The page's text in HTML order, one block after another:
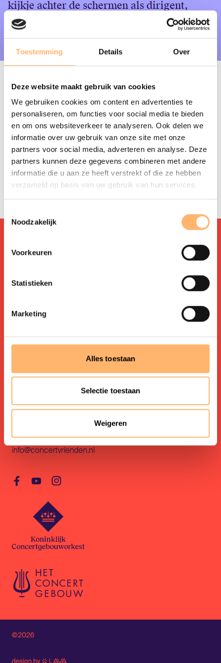
Toestemming Details Over
Deze website maakt gebruik van cookies
We gebruiken cookies om content en advertenties te
personaliseren, om functies voor social media te bieden
en om ons websiteverkeer te analyseren. Ook delen we
informatie over uw gebruik van onze site met onze
partners voor social media, adverteren en analyse. Deze
partners kunnen deze gegevens combineren met andere
informatie die u aan ze heeft verstrekt of die ze hebben
verzameld op basis van uw gebruik van hun services.
Noodzakelijk
Voorkeuren
Statistieken
Marketing
Alles toestaan
Selectie toestaan
Weigeren
English
Login
kijkje achter de schermen als dirigent,
orkest en solist zich voorbereiden op een
concert.
De laatste repetitie van seizoen 2025-2026 vond plaats op
Kaarten voor een Vriendenrepetitie kosten € 19,50. Zorg
ervoor dat u ingelogd bent als Vriend om de kaarten te
bestellen.
De Vriendenrepetities voor het volgende concertseizoen
(2026-2027) worden later bekend gemaakt en zijn te
Preludium
Veelgestelde vragen
Vacatures
Voorwaarden
Gabriël Metsustraat 16
020-3051099
info@concertvrienden.nl
©2026